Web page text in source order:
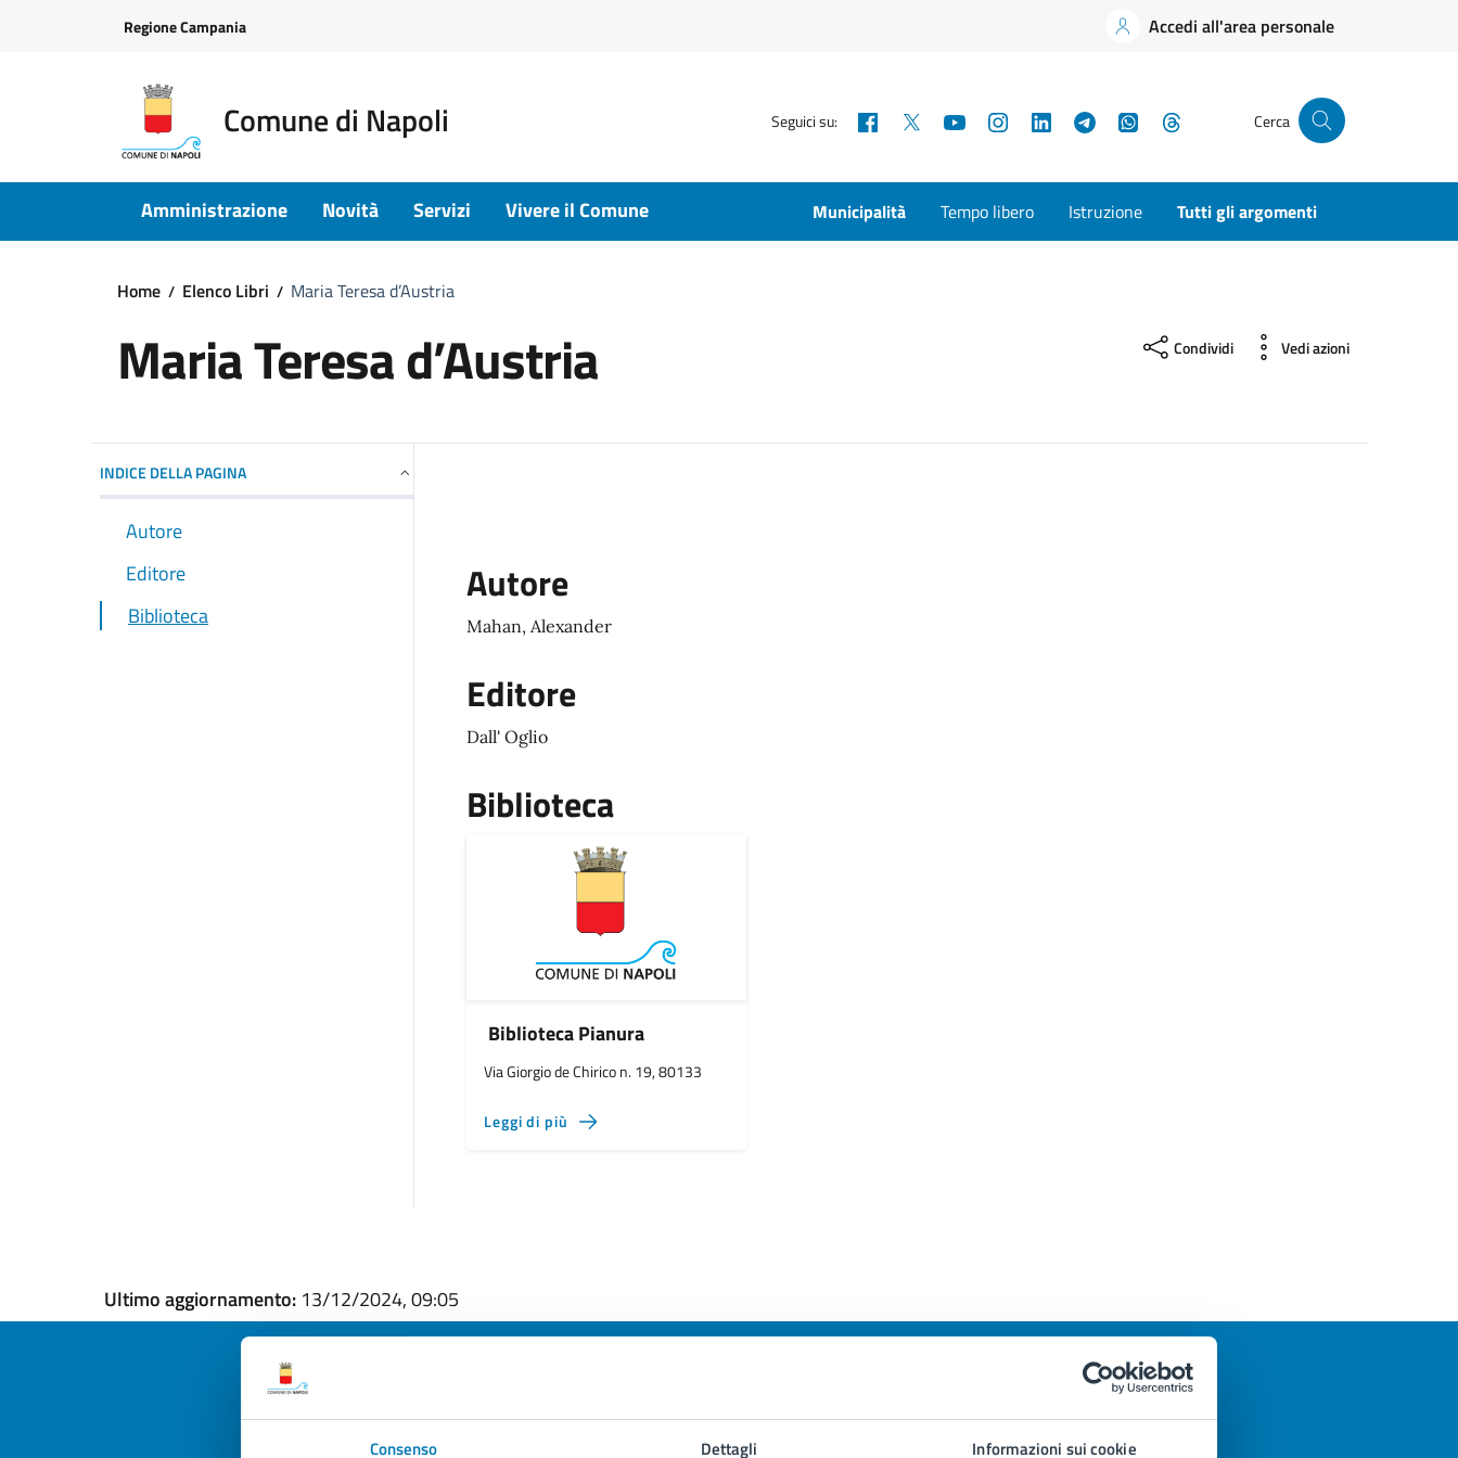
Consenso Dettagli Informazioni sui cookie
Regione Campania Accedi all'area personale
Comune di Napoli Seguici su: Facebook YouTubeInstagramLinkedInTelegramWhatsApp Cerca
Amministrazione Novità Servizi Vivere il Comune Municipalità Tempo libero Istruzione Tutti gli argomenti
Home Elenco Libri Maria Teresa d’Austria
Maria Teresa d’Austria Condividi Vedi azioni
INDICE DELLA PAGINA
Autore
Editore
Biblioteca
Autore
Mahan, Alexander
Editore
Dall' Oglio
Biblioteca
Biblioteca Pianura
Via Giorgio de Chirico n. 19, 80133
Leggi di più
Ultimo aggiornamento: 13/12/2024, 09:05